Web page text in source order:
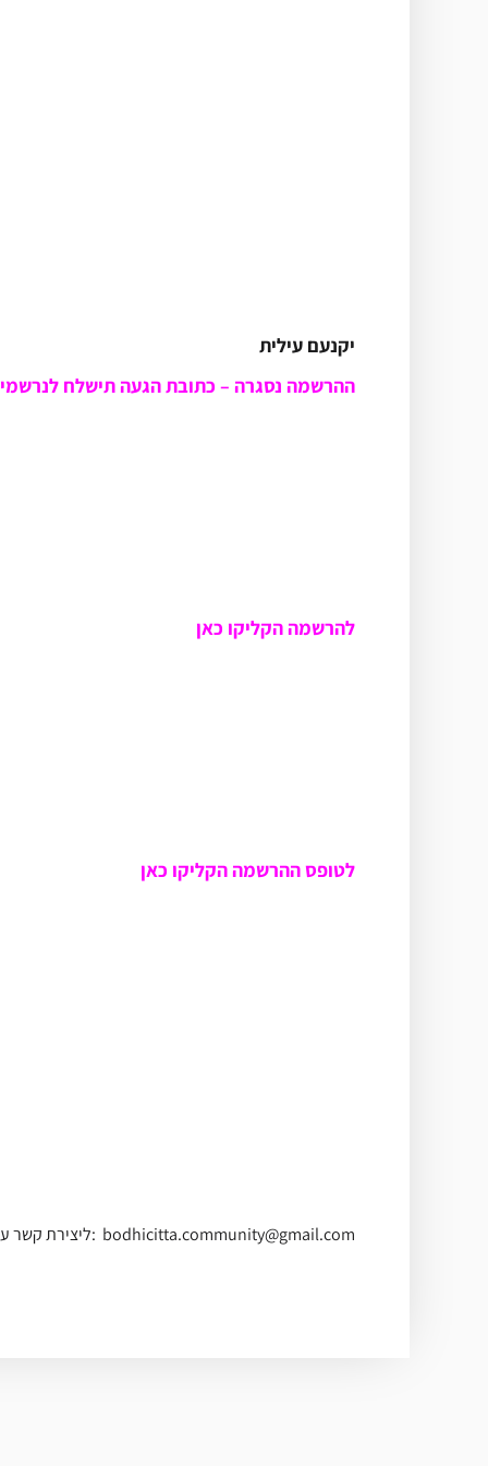
יקנעם עילית
ההרשמה נסגרה – כתובת הגעה תישלח
להרשמה הקליקו כאן
לטופס ההרשמה הקליקו כאן
ליצירת קשר עם המארגנים: bodhicitta.community@gmail.com